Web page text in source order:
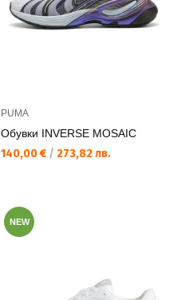
PUMA
Обувки INVERSE MOSAIC
Текуща цена:
140,00 € / 273,82 лв.
NEW